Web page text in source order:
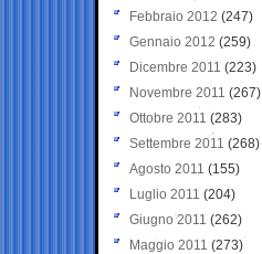
Febbraio 2012 (247)
Gennaio 2012 (259)
Dicembre 2011 (223)
Novembre 2011 (267)
Ottobre 2011 (283)
Settembre 2011 (268)
Agosto 2011 (155)
Luglio 2011 (204)
Giugno 2011 (262)
Maggio 2011 (273)